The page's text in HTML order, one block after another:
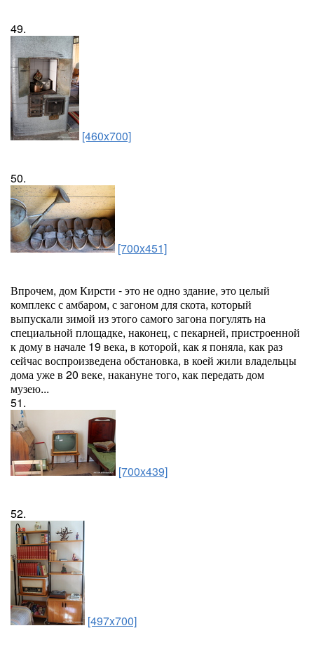
49.
[460x700]
50.
[700x451]
Впрочем, дом Кирсти - это не одно здание, это целый
комплекс с амбаром, с загоном для скота, который
выпускали зимой из этого самого загона погулять на
специальной площадке, наконец, с пекарней, пристроенной
к дому в начале 19 века, в которой, как я поняла, как раз
сейчас воспроизведена обстановка, в коей жили владельцы
дома уже в 20 веке, накануне того, как передать дом
музею...
51.
[700x439]
52.
[497x700]